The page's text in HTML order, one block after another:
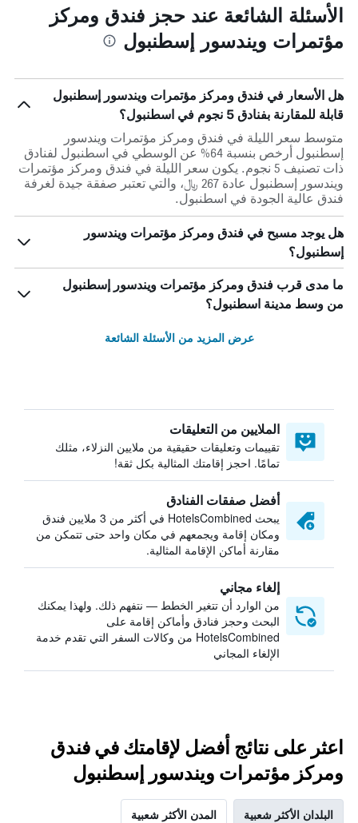
الأسئلة الشائعة عند حجز فندق ومركز
مؤتمرات ويندسور إسطنبول
هل الأسعار في فندق ومركز مؤتمرات ويندسور إسطنبول
قابلة للمقارنة بفنادق 5 نجوم في اسطنبول؟
متوسط سعر الليلة في فندق ومركز مؤتمرات ويندسور
إسطنبول أرخص بنسبة 64% عن الوسطي في اسطنبول لفنادق
ذات تصنيف 5 نجوم. يكون سعر الليلة في فندق ومركز مؤتمرات
ويندسور إسطنبول عادة 267 ﷼، والتي تعتبر صفقة جيدة لغرفة
فندق عالية الجودة في اسطنبول.
هل يوجد مسبح في فندق ومركز مؤتمرات ويندسور
إسطنبول؟
ما مدى قرب فندق ومركز مؤتمرات ويندسور إسطنبول
من وسط مدينة اسطنبول؟
عرض المزيد من الأسئلة الشائعة
الملايين من التعليقات
تقييمات وتعليقات حقيقية من ملايين النزلاء، مثلك
تمامًا. احجز إقامتك المثالية بكل ثقة!
أفضل صفقات الفنادق
يبحث HotelsCombined في أكثر من 3 ملايين فندق
ومكان إقامة ويجمعهم في مكان واحد حتى تتمكن من
مقارنة أماكن الإقامة المثالية.
إلغاء مجاني
من الوارد أن تتغير الخطط — نتفهم ذلك. ولهذا يمكنك
البحث وحجز فنادق وأماكن إقامة على
HotelsCombined من وكالات السفر التي تقدم خدمة
الإلغاء المجاني
اعثر على نتائج أفضل لإقامتك في فندق
ومركز مؤتمرات ويندسور إسطنبول
البلدان الأكثر شعبية المدن الأكثر شعبية